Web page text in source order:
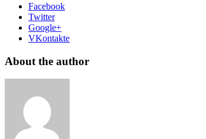
Facebook
Twitter
Google+
VKontakte
About the author